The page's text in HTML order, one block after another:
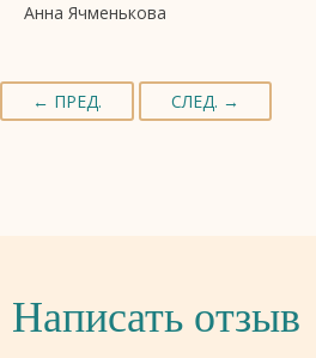
Анна Ячменькова
← ПРЕД. СЛЕД. →
Написать отзыв